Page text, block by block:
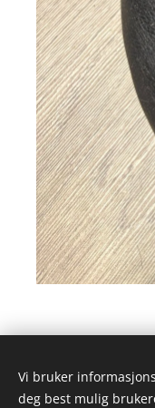
Vi bruker
deg best mulig